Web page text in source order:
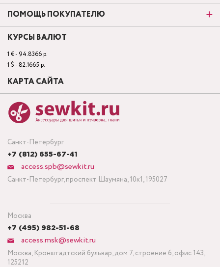
Санкт-Петербург
+7 (812) 655-67-41
access.spb@sewkit.ru
Санкт-Петербург, проспект Шаумяна, 10к1, 195027
Москва
+7 (495) 982-51-68
access.msk@sewkit.ru
Москва, Кронштадтский бульвар, дом 7, строение 6, офис 143,
125212
ПОМОЩЬ ПОКУПАТЕЛЮ
КУРСЫ ВАЛЮТ
1 € - 94.8366 р.
1 $ - 82.1665 р.
КАРТА САЙТА